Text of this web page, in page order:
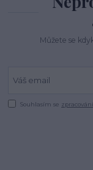
Můžete se
Souhlasím se